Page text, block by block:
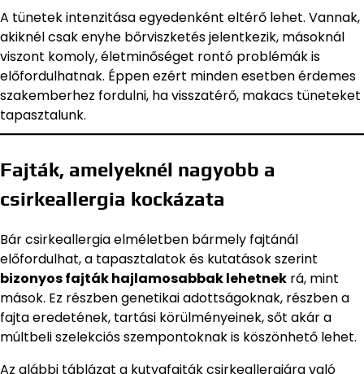
A tünetek intenzitása egyedenként eltérő lehet. Vannak,
akiknél csak enyhe bőrviszketés jelentkezik, másoknál
viszont komoly, életminőséget rontó problémák is
előfordulhatnak. Éppen ezért minden esetben érdemes
szakemberhez fordulni, ha visszatérő, makacs tüneteket
tapasztalunk.
Fajták, amelyeknél nagyobb a
csirkeallergia kockázata
Bár csirkeallergia elméletben bármely fajtánál
előfordulhat, a tapasztalatok és kutatások szerint
bizonyos fajták hajlamosabbak lehetnek rá, mint
mások. Ez részben genetikai adottságoknak, részben a
fajta eredetének, tartási körülményeinek, sőt akár a
múltbeli szelekciós szempontoknak is köszönhető lehet.
Az alábbi táblázat a kutyafajták csirkeallergiára való